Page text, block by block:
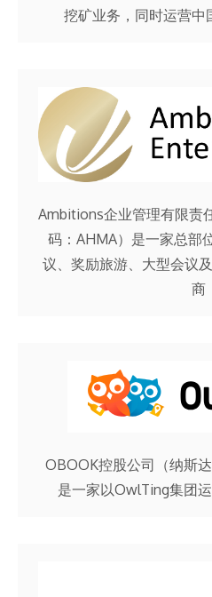
挖矿业务，同时运营中
Ambitions企业管理有限责
码：AHMA）是一家总部
议、奖励旅游、大型会议
商
OBOOK控股公司（纳斯
是一家以OwlTing集团